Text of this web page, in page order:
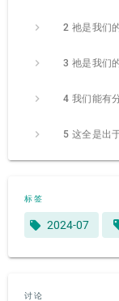
标签
2024-07
讨论